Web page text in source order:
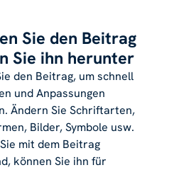
Sie den Beitrag
Sie ihn herunter
den Beitrag, um schnell
und Anpassungen
Ändern Sie Schriftarten,
Bilder, Symbole usw.
mit dem Beitrag
können Sie ihn für